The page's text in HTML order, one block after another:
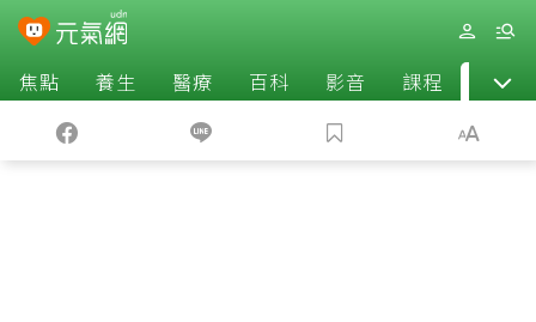
焦點 養生 醫療 百科 影音 課程 退休